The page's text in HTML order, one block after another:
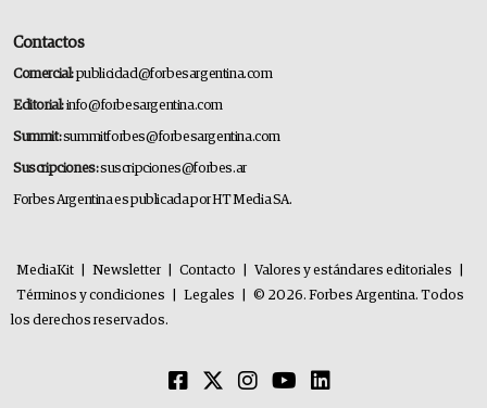
Contactos
Comercial:publicidad@forbesargentina.com
Editorial:info@forbesargentina.com
Summit:summitforbes@forbesargentina.com
Suscripciones:suscripciones@forbes.ar
Forbes Argentina es publicada por HT Media SA.
MediaKit Newsletter Contacto Valores y estándares editoriales
Términos y condiciones
Legales
© 2026. Forbes Argentina. Todos
los derechos reservados.